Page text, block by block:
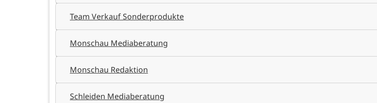
Team Verkauf Sonderprodukte
Monschau Mediaberatung
Monschau Redaktion
Schleiden Mediaberatung